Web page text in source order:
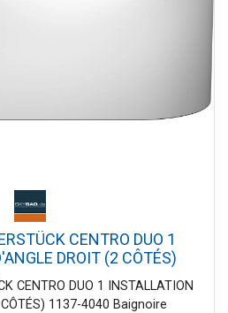
CENTRO DUO 1
DROIT (2 CÔTÉS)
201040403001 180 x 80
blanc alpin
CENTRO DUO 1 INSTALLATION
1137-4040 Baignoire